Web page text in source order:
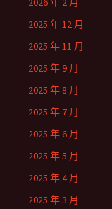
2025 年 12 月
2025 年 11 月
2025 年 9 月
2025 年 8 月
2025 年 7 月
2025 年 6 月
2025 年 5 月
2025 年 4 月
2025 年 3 月